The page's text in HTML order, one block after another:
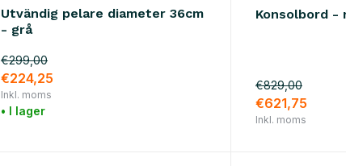
Utvändig pelare diameter 36cm
- grå
€299,00
€224,25
Inkl. moms
• I lager
Konsolbord -
€829,00
€621,75
Inkl. moms